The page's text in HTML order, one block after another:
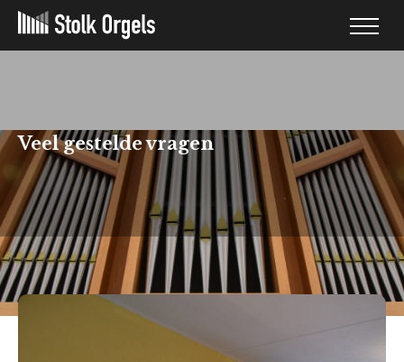
Veel gestelde vragen